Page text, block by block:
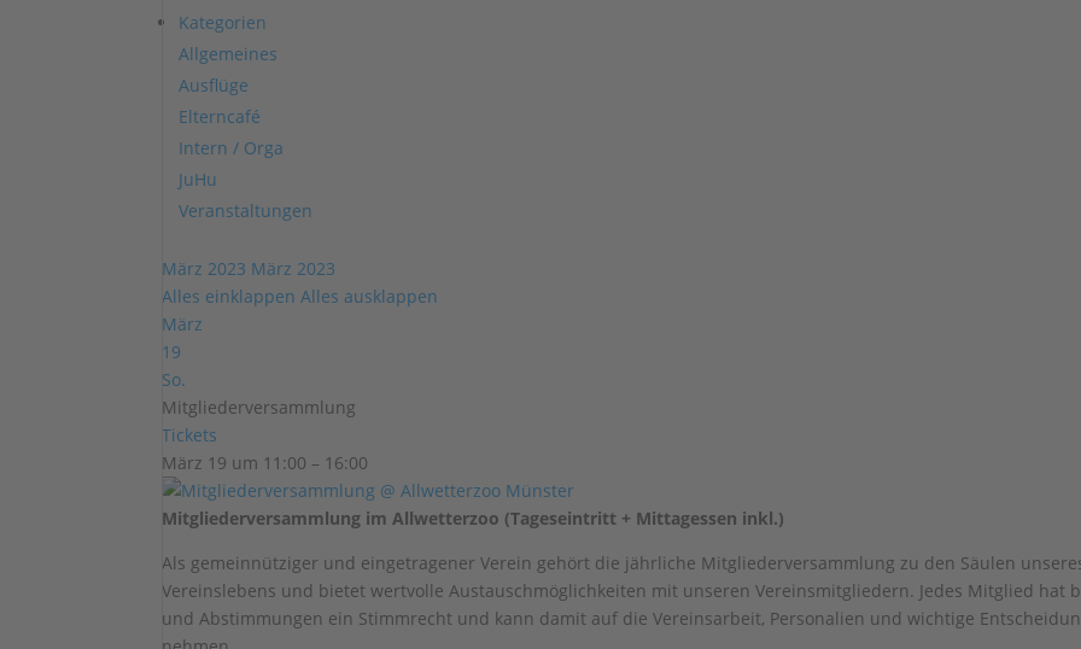
Kategorien
Allgemeines
Ausflüge
Elterncafé
Intern / Orga
JuHu
Veranstaltungen
März 2023 März 2023
Alles einklappenAlles ausklappen
März
19
So.
Mitgliederversammlung
Tickets
März 19 um 11:00 – 16:00
Mitgliederversammlung im Allwetterzoo (Tageseintritt + Mittagessen inkl.)
Als gemeinnütziger und eingetragener Verein gehört die jährliche Mitgliederversammlung zu den Säulen
Vereinslebens und bietet wertvolle Austauschmöglichkeiten mit unseren Vereinsmitgliedern. Jedes Mitglied hat
und Abstimmungen ein Stimmrecht und kann damit auf die Vereinsarbeit, Personalien und wichtige